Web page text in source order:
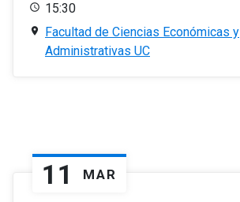
15:30
Facultad de Ciencias Económicas y
Administrativas UC
11 MAR